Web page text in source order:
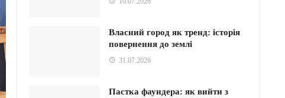
Власний город як тренд: історія
повернення до землі
31.07.2026
Пастка фаундера: як вийти з